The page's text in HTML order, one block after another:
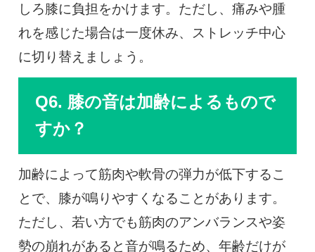
しろ膝に負担をかけます。ただし、痛みや腫
れを感じた場合は一度休み、ストレッチ中心
に切り替えましょう。
Q6. 膝の音は加齢によるもので
すか？
加齢によって筋肉や軟骨の弾力が低下するこ
とで、膝が鳴りやすくなることがあります。
ただし、若い方でも筋肉のアンバランスや姿
勢の崩れがあると音が鳴るため、年齢だけが